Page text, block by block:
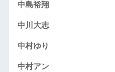
中島裕翔
中川大志
中村ゆり
中村アン